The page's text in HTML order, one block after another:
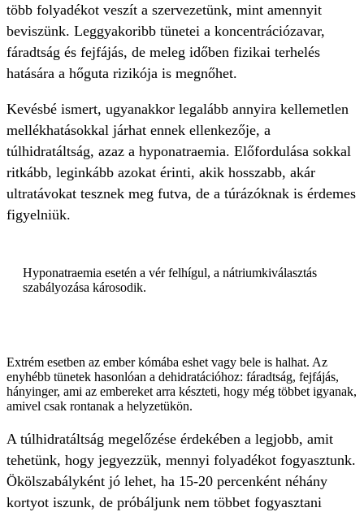
több folyadékot veszít a szervezetünk, mint amennyit
beviszünk. Leggyakoribb tünetei a koncentrációzavar,
fáradtság és fejfájás, de meleg időben fizikai terhelés
hatására a hőguta rizikója is megnőhet.
Kevésbé ismert, ugyanakkor legalább annyira kellemetlen
mellékhatásokkal járhat ennek ellenkezője, a
túlhidratáltság, azaz a hyponatraemia. Előfordulása sokkal
ritkább, leginkább azokat érinti, akik hosszabb, akár
ultratávokat tesznek meg futva, de a túrázóknak is érdemes
figyelniük.
Hyponatraemia esetén a vér felhígul, a nátriumkiválasztás
szabályozása károsodik.
Extrém esetben az ember kómába eshet vagy bele is halhat. Az
enyhébb tünetek hasonlóan a dehidratációhoz: fáradtság, fejfájás,
hányinger, ami az embereket arra készteti, hogy még többet igyanak,
amivel csak rontanak a helyzetükön.
A túlhidratáltság megelőzése érdekében a legjobb, amit
tehetünk, hogy jegyezzük, mennyi folyadékot fogyasztunk.
Ökölszabályként jó lehet, ha 15-20 percenként néhány
kortyot iszunk, de próbáljunk nem többet fogyasztani